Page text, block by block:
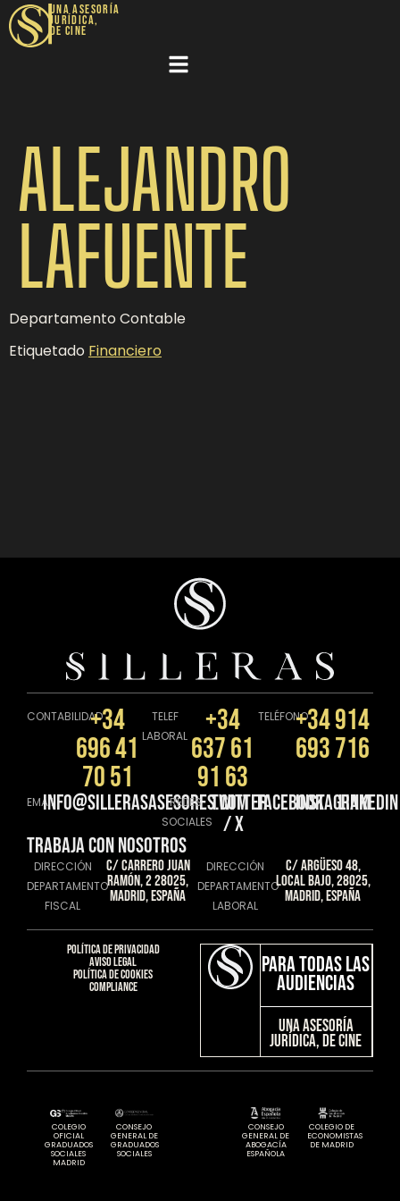
|UNA ASESORÍA
JURÍDICA,
DE CINE​
ALEJANDRO
LAFUENTE
Departamento Contable
Etiquetado Financiero
CONTABILIDAD+34
696 41
70 51
TELEF
LABORAL
+34
637 61
91 63
TELÉFONO+34 914
693 716
EMAILinfo@sillerasasesores.com
REDES
SOCIALES
Twitter
/ X
Facebookinstagram
linkedin
TRABAJA CON NOSOTROS
DIRECCIÓN
DEPARTAMENTO
FISCAL
C/ Carrero Juan
Ramón, 2 28025,
Madrid, España
DIRECCIÓN
DEPARTAMENTO
LABORAL
C/ Argüeso 48,
Local Bajo, 28025,
Madrid, España
Política de privacidad​
Aviso Legal​
Política de cookies​
Compliance​
Para todas las
audiencias
Una Asesoría
JURÍDICA, DE CINE
COLEGIO
OFICIAL
GRADUADOS
SOCIALES
MADRID
CONSEJO
GENERAL DE
GRADUADOS
SOCIALES
CONSEJO
GENERAL DE
ABOGACÍA
ESPAÑOLA
COLEGIO DE
ECONOMISTAS
DE MADRID